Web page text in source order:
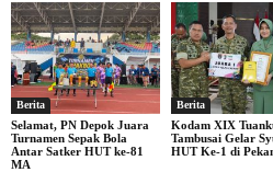
Berita
Selamat, PN Depok Juara
Turnamen Sepak Bola
Antar Satker HUT ke-81
MA
Berita
Kodam XIX
Tambusai Gelar
HUT Ke-1 di